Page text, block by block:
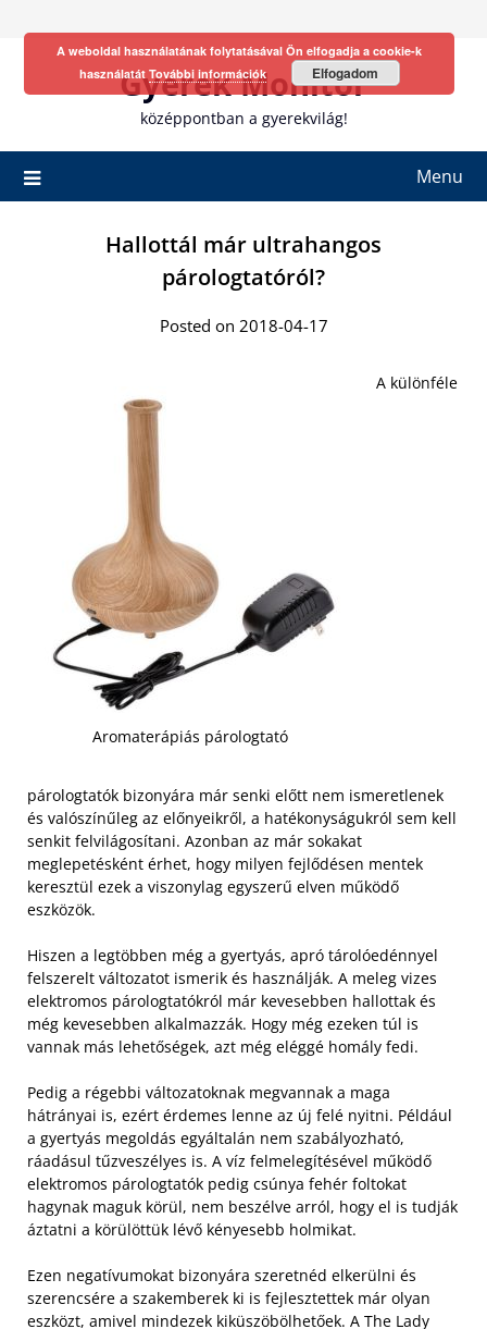
Gyerek Monitor
középpontban a gyerekvilág!
Menu
Hallottál már ultrahangos
párologtatóról?
Posted on 2018-04-17
Aromaterápiás párologtató
A különféle
párologtatók bizonyára már senki előtt nem ismeretlenek
és valószínűleg az előnyeikről, a hatékonyságukról sem kell
senkit felvilágosítani. Azonban az már sokakat
meglepetésként érhet, hogy milyen fejlődésen mentek
keresztül ezek a viszonylag egyszerű elven működő
eszközök.
Hiszen a legtöbben még a gyertyás, apró tárolóedénnyel
felszerelt változatot ismerik és használják. A meleg vizes
elektromos párologtatókról már kevesebben hallottak és
még kevesebben alkalmazzák. Hogy még ezeken túl is
vannak más lehetőségek, azt még eléggé homály fedi.
Pedig a régebbi változatoknak megvannak a maga
hátrányai is, ezért érdemes lenne az új felé nyitni. Például
a gyertyás megoldás egyáltalán nem szabályozható,
ráadásul tűzveszélyes is. A víz felmelegítésével működő
elektromos párologtatók pedig csúnya fehér foltokat
hagynak maguk körül, nem beszélve arról, hogy el is tudják
áztatni a körülöttük lévő kényesebb holmikat.
Ezen negatívumokat bizonyára szeretnéd elkerülni és
szerencsére a szakemberek ki is fejlesztettek már olyan
eszközt, amivel mindezek kiküszöbölhetőek. A The Lady
A weboldal használatának folytatásával Ön elfogadja a cookie-k
használatát További információk Elfogadom